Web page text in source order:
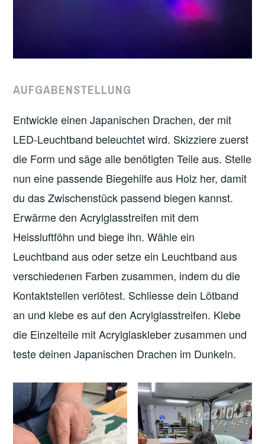
AUFGABENSTELLUNG
Entwickle einen Japanischen Drachen, der mit
LED-Leuchtband beleuchtet wird. Skizziere zuerst
die Form und säge alle benötigten Teile aus. Stelle
nun eine passende Biegehilfe aus Holz her, damit
du das Zwischenstück passend biegen kannst.
Erwärme den Acrylglasstreifen mit dem
Heissluftföhn und biege ihn. Wähle ein
Leuchtband aus oder setze ein Leuchtband aus
verschiedenen Farben zusammen, indem du die
Kontaktstellen verlötest. Schliesse dein Lötband
an und klebe es auf den Acrylglasstreifen. Klebe
die Einzelteile mit Acrylglaskleber zusammen und
teste deinen Japanischen Drachen im Dunkeln.